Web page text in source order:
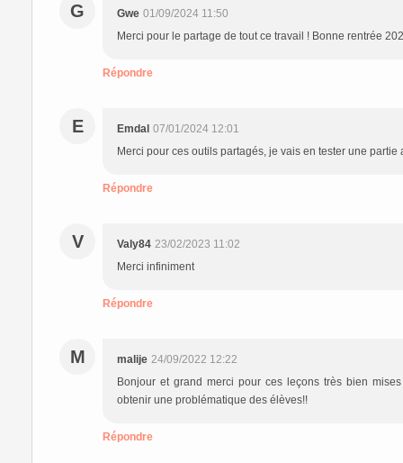
G Gwe 01/09/2024 11:50
Merci pour le partage de tout ce travail ! Bonne rentrée
Répondre
E Emdal 07/01/2024 12:01
Merci pour ces outils partagés, je vais en tester une partie
Répondre
V Valy84 23/02/2023 11:02
Merci infiniment
Répondre
M malije 24/09/2022 12:22
Bonjour et grand merci pour ces leçons très bien
obtenir une problématique des élèves!!
Répondre